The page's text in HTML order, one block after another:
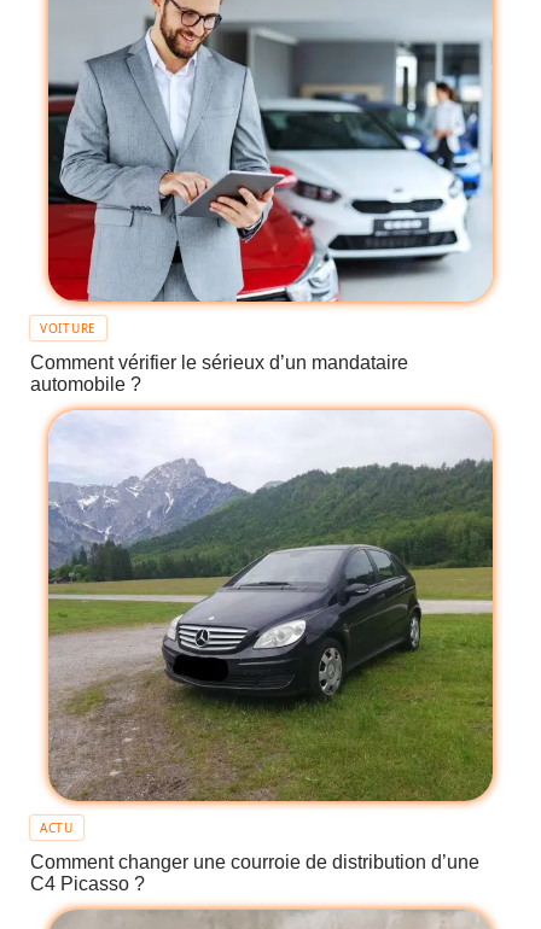
VOITURE
Comment vérifier le sérieux d’un mandataire
automobile ?
ACTU
Comment changer une courroie de distribution d’une
C4 Picasso ?